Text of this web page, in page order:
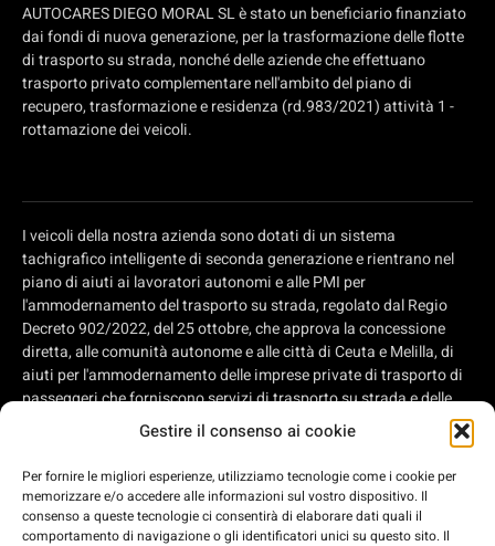
Gestire il consenso ai cookie
Per fornire le migliori esperienze, utilizziamo tecnologie come i cookie per
memorizzare e/o accedere alle informazioni sul vostro dispositivo. Il
consenso a queste tecnologie ci consentirà di elaborare dati quali il
comportamento di navigazione o gli identificatori unici su questo sito. Il
AUTOCARES DIEGO MORAL SL è stato un beneficiario finanziato
dai fondi di nuova generazione, per la trasformazione delle flotte
di trasporto su strada, nonché delle aziende che effettuano
trasporto privato complementare nell'ambito del piano di
recupero, trasformazione e residenza (rd.983/2021) attività 1 -
rottamazione dei veicoli.
I veicoli della nostra azienda sono dotati di un sistema
tachigrafico intelligente di seconda generazione e rientrano nel
piano di aiuti ai lavoratori autonomi e alle PMI per
l'ammodernamento del trasporto su strada, regolato dal Regio
Decreto 902/2022, del 25 ottobre, che approva la concessione
diretta, alle comunità autonome e alle città di Ceuta e Melilla, di
aiuti per l'ammodernamento delle imprese private di trasporto di
passeggeri che forniscono servizi di trasporto su strada e delle
imprese private che si occupano di trasporto di merci su strada,
nell'ambito del Piano di recupero, trasformazione e resilienza
delle imprese di trasporto su strada, nell'ambito del Piano di
recupero, trasformazione e resilienza delle imprese di trasporto
su strada, di aiuti per l'ammodernamento delle imprese private di
trasporto passeggeri che forniscono servizi di trasporto su